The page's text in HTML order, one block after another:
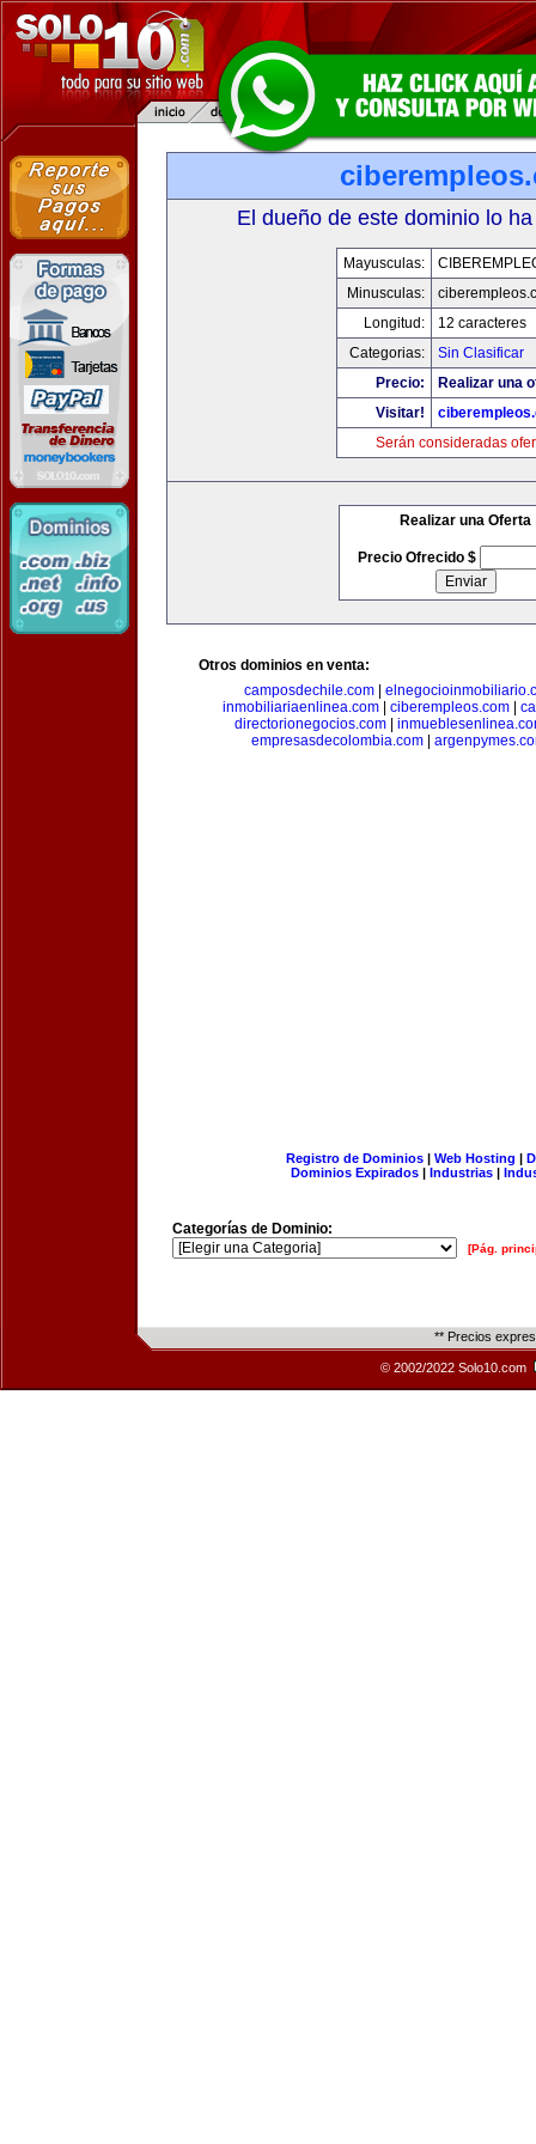
El dueño de este dominio lo
Mayusculas:
Minusculas:
Longitud:
12 caracteres
Categorias:
Sin Clasificar
Precio:
Realizar una
Visitar!
Serán consideradas
Realizar una Oferta
Precio Ofrecido $
Otros dominios en venta:
camposdechile.com
inmobiliariaenlinea.com| ciberempleos.com|
directorionegocios.com
empresasdecolombia.com|
Registro de Dominios| Web Hosting |
Dominios Expirados | Industrias |
Categorías de Dominio:
[Pág.
** Precios
© 2002/2022 Solo10.com